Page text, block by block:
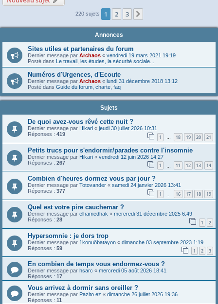
220 sujets 1 2 3
Annonces
Sites utiles et partenaires du forum
Dernier message par Archaos « vendredi 19 mars 2021 19:19
Posté dans Le travail, les études, la sécurité sociale...
Numéros d'Urgences, d'Ecoute
Dernier message par Archaos « lundi 31 décembre 2018 13:12
Posté dans Guide du forum, charte, faq
Sujets
De quoi avez-vous rêvé cette nuit ?
Dernier message par Hikari « jeudi 30 juillet 2026 10:31
Réponses : 419 1 … 18 19 20 21
Petits trucs pour s'endormir/parades contre l'insomnie
Dernier message par Hikari « vendredi 12 juin 2026 14:27
Réponses : 267 1 11 12 13 14
Combien d'heures dormez vous par jour ?
Dernier message par Totovander « samedi 24 janvier 2026 13:41
Réponses : 377 1 16 17 18 19
Quel est votre pire cauchemar ?
Dernier message par elhamedhak « mercredi 31 décembre 2025 6:49
Réponses : 28 1 2
Hypersomnie : je dors trop
Dernier message par 1konuôbatayon « dimanche 03 septembre 2023 1:19
Réponses : 59 1 2 3
En combien de temps vous endormez-vous ?
Dernier message par hsarc « mercredi 05 août 2026 18:41
Réponses : 17
Vous arrivez à dormir sans oreiller ?
Dernier message par Pazito.ez « dimanche 26 juillet 2026 19:36
Réponses : 11